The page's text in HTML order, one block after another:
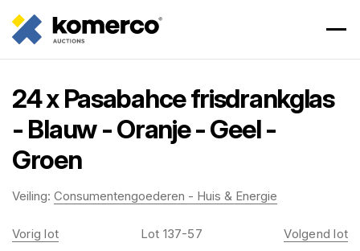
24 x Pasabahce frisdrankglas
- Blauw - Oranje - Geel -
Groen
Veiling: Consumentengoederen - Huis & Energie
Vorig lot Lot 137-57 Volgend lot